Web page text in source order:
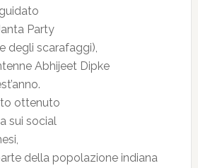
Party
degli scarafaggi),
Abhijeet Dipke
ottenuto
sui social
della popolazione indiana